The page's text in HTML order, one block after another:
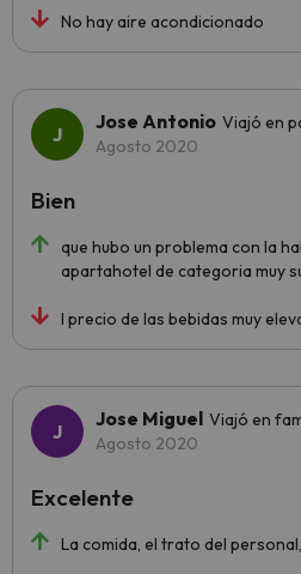
No hay aire acondicionado
Jose Antonio Viajó en
Agosto 2020
que hubo un problema con la
apartahotel de categoria muy
l precio de las bebidas muy
Bien
Jose Miguel Viajó en
Agosto 2020
La comida, el trato del
Excelente